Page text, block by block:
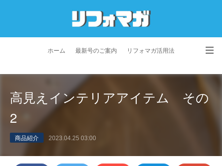
ホーム 最新号のご案内 リフォマガ活用法
よくあるご質問 特定商取引法に基づく表記
プライバシーポリシー 利用規約 会社概要
高見えインテリアアイテム その
2
商品紹介 2023.04.25 03:00